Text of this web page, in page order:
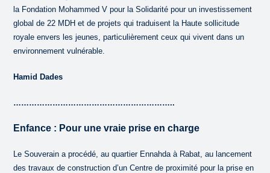
la Fondation Mohammed V pour la Solidarité pour un investissement
global de 22 MDH et de projets qui traduisent la Haute sollicitude
royale envers les jeunes, particulièrement ceux qui vivent dans un
environnement vulnérable.
Hamid Dades
……………………………………………………..
Enfance : Pour une vraie prise en charge
Le Souverain a procédé, au quartier Ennahda à Rabat, au lancement
des travaux de construction d’un Centre de proximité pour la prise en